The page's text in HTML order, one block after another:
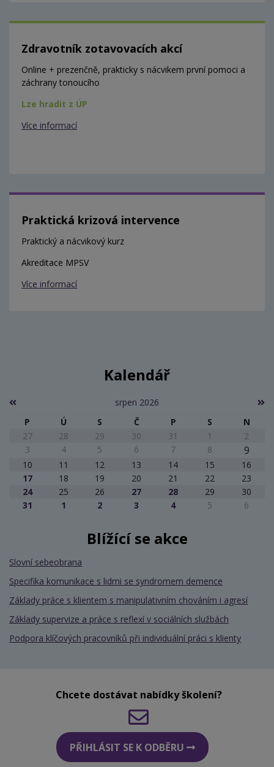
Zdravotník zotavovacích akcí
Online + prezenčně, prakticky s nácvikem první pomoci a
záchrany tonoucího
Lze hradit z ÚP
Více informací
Praktická krizová intervence
Praktický a nácvikový kurz
Akreditace MPSV
Více informací
Kalendář
srpen 2026
P
Ú S Č P S
N
27
28 29 30 31 1
2
3
4 5 6 7 8 9
10 11 12 13 14 15
16
17
18 19 20 21 22
23
24
25 26 27 28 29
30
31
1 2 3 4 5 6
Blížící se akce
Slovní sebeobrana
Specifika komunikace s lidmi se syndromem demence
Základy práce s klientem s manipulativním chováním i agresí
Základy supervize a práce s reflexí v sociálních službách
Podpora klíčových pracovníků při individuální práci s klienty
Chcete dostávat nabídky školení?
PŘIHLÁSIT SE K ODBĚRU